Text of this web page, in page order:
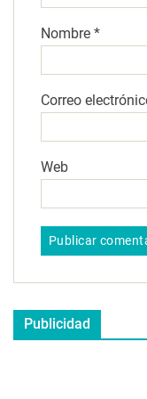
Nombre *
Correo
Web
Publicidad